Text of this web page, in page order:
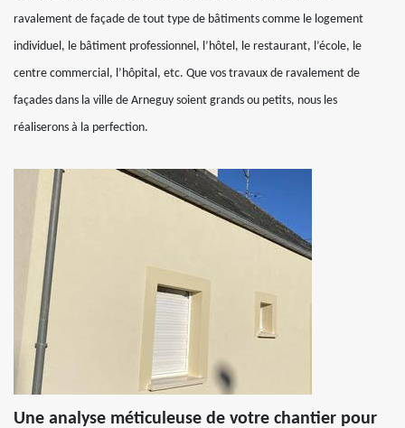
ravalement de façade de tout type de bâtiments comme le logement
individuel, le bâtiment professionnel, l’hôtel, le restaurant, l’école, le
centre commercial, l’hôpital, etc. Que vos travaux de ravalement de
façades dans la ville de Arneguy soient grands ou petits, nous les
réaliserons à la perfection.
Une analyse méticuleuse de votre chantier pour